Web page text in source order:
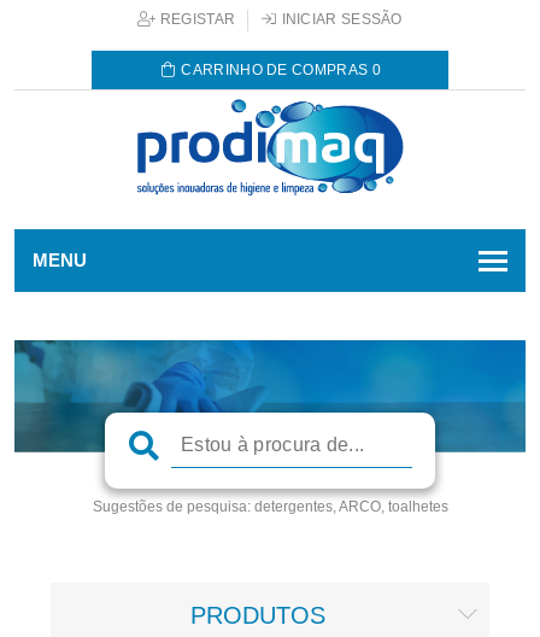
REGISTAR INICIAR SESSÃO
CARRINHO DE COMPRAS 0
MENU
Sugestões de pesquisa:detergentes, ARCO, toalhetes
PRODUTOS